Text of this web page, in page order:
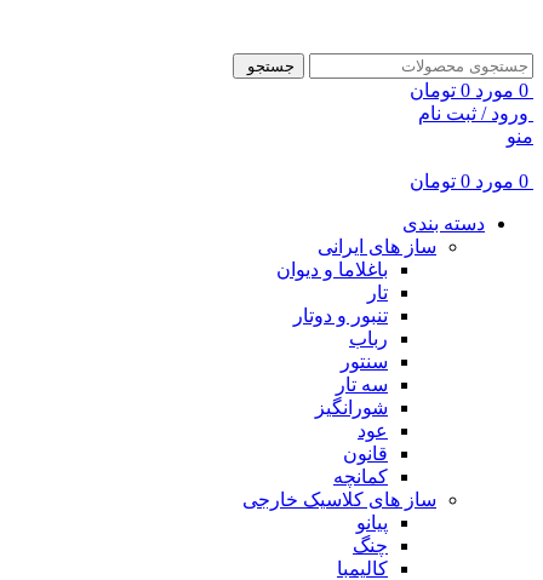
جستجو
0 مورد 0 تومان
ورود / ثبت نام
منو
0 مورد 0 تومان
دسته بندی
ساز های ایرانی
باغلاما و دیوان
تار
تنبور و دوتار
رباب
سنتور
سه تار
شورانگیز
عود
قانون
کمانچه
ساز های کلاسیک خارجی
پیانو
چنگ
کالیمبا